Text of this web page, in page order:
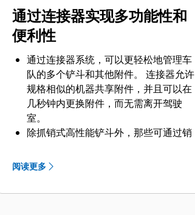
通过连接器实现多功能性和
便利性
通过连接器系统，可以更轻松地管理车
队的多个铲斗和其他附件。 连接器允许
规格相似的机器共享附件，并且可以在
几秒钟内更换附件，而无需离开驾驶
室。
除抓销式高性能铲斗外，那些可通过销
快速连接器兼容。 抓销式高性能铲斗配
Cat 抓销式快速连接器配套使用时，可
阅读更多